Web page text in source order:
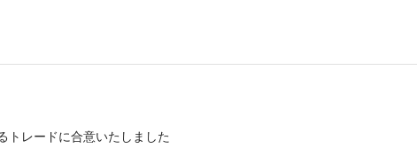
トレードに合意いたしました